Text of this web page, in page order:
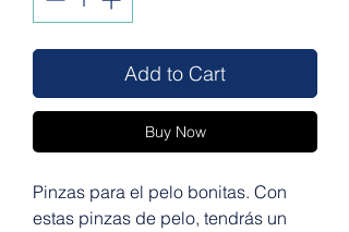
Add to Cart
Buy Now
Pinzas para el pelo bonitas. Con
estas pinzas de pelo, tendrás un